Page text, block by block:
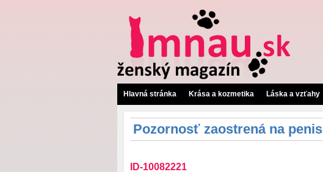
Hlavná stránka Krása a kozmetika Láska a vzťahy
Pozornosť zaostrená na penis
ID-10082221